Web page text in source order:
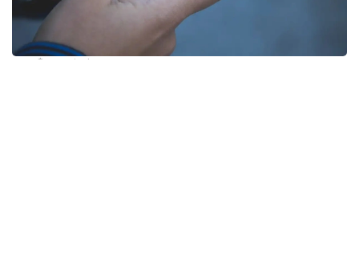
Фото: pixabay